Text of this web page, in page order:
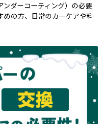
ダーコーティング）の必要
めの方、日常のカーケアや料